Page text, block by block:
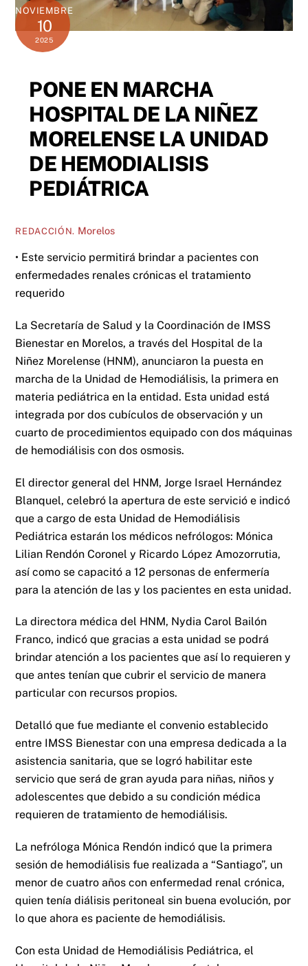
NOVIEMBRE
10
2025
PONE EN MARCHA
HOSPITAL DE LA NIÑEZ
MORELENSE LA UNIDAD
DE HEMODIALISIS
PEDIÁTRICA
REDACCIÓN. Morelos
• Este servicio permitirá brindar a pacientes con
enfermedades renales crónicas el tratamiento
requerido
La Secretaría de Salud y la Coordinación de IMSS
Bienestar en Morelos, a través del Hospital de la
Niñez Morelense (HNM), anunciaron la puesta en
marcha de la Unidad de Hemodiálisis, la primera en
materia pediátrica en la entidad. Esta unidad está
integrada por dos cubículos de observación y un
cuarto de procedimientos equipado con dos máquinas
de hemodiálisis con dos osmosis.
El director general del HNM, Jorge Israel Hernández
Blanquel, celebró la apertura de este servició e indicó
que a cargo de esta Unidad de Hemodiálisis
Pediátrica estarán los médicos nefrólogos: Mónica
Lilian Rendón Coronel y Ricardo López Amozorrutia,
así como se capacitó a 12 personas de enfermería
para la atención de las y los pacientes en esta unidad.
La directora médica del HNM, Nydia Carol Bailón
Franco, indicó que gracias a esta unidad se podrá
brindar atención a los pacientes que así lo requieren y
que antes tenían que cubrir el servicio de manera
particular con recursos propios.
Detalló que fue mediante el convenio establecido
entre IMSS Bienestar con una empresa dedicada a la
asistencia sanitaria, que se logró habilitar este
servicio que será de gran ayuda para niñas, niños y
adolescentes que debido a su condición médica
requieren de tratamiento de hemodiálisis.
La nefróloga Mónica Rendón indicó que la primera
sesión de hemodiálisis fue realizada a “Santiago”, un
menor de cuatro años con enfermedad renal crónica,
quien tenía diálisis peritoneal sin buena evolución, por
lo que ahora es paciente de hemodiálisis.
Con esta Unidad de Hemodiálisis Pediátrica, el